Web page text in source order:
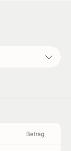
Betrag